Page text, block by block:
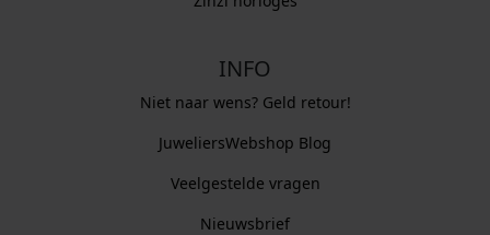
INFO
Niet naar wens? Geld retour!
JuweliersWebshop Blog
Veelgestelde vragen
Nieuwsbrief